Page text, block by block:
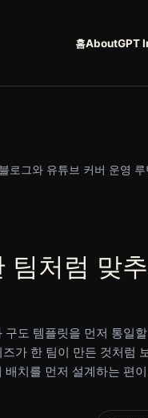
홈AboutGPT
로그와 유튜브 커버 운영 루
팀처럼 맞
도 템플릿을 먼저 통일
가 한 팀이 만든 것처럼
치를 먼저 설계하는 편